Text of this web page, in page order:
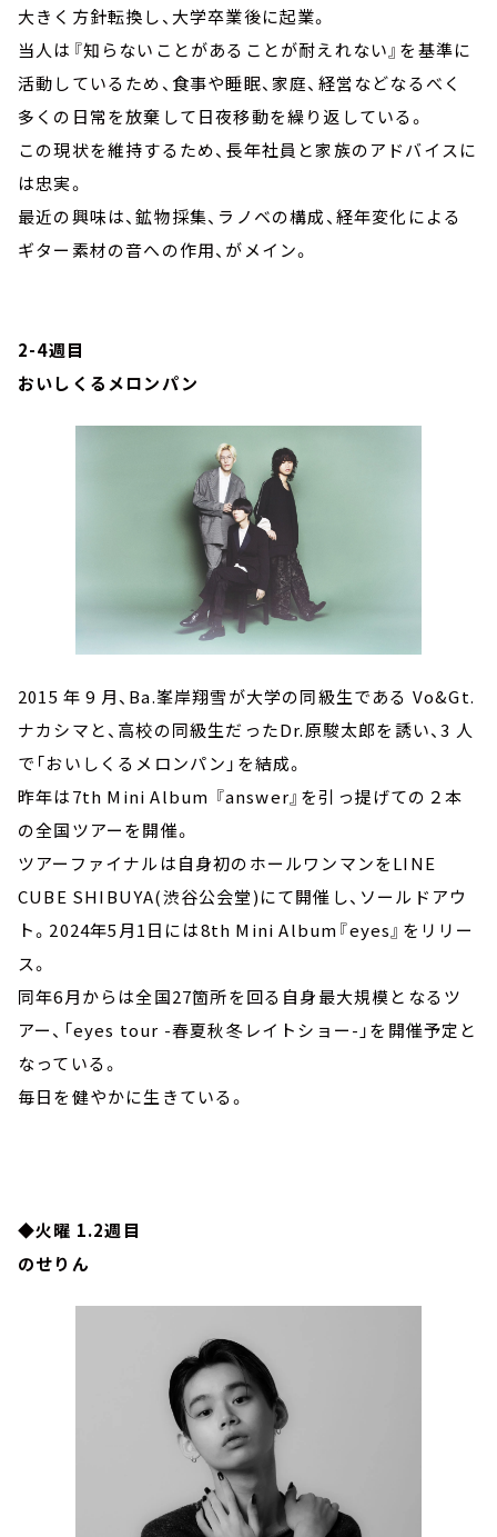
大きく方針転換し、大学卒業後に起業。
当人は『知らないことがあることが耐えれない』を基準に
活動しているため、食事や睡眠、家庭、経営などなるべく
多くの日常を放棄して日夜移動を繰り返している。
この現状を維持するため、長年社員と家族のアドバイスに
は忠実。
最近の興味は、鉱物採集、ラノベの構成、経年変化による
ギター素材の音への作用、がメイン。
2-4週目
おいしくるメロンパン
2015 年 9 月、Ba.峯岸翔雪が大学の同級生である Vo&Gt.
ナカシマと、高校の同級生だったDr.原駿太郎を誘い、3 人
で「おいしくるメロンパン」を結成。
昨年は7th Mini Album 『answer』を引っ提げての２本
の全国ツアーを開催。
ツアーファイナルは自身初のホールワンマンをLINE
CUBE SHIBUYA(渋谷公会堂)にて開催し、ソールドアウ
ト。2024年5月1日には8th Mini Album『eyes』をリリー
ス。
同年6月からは全国27箇所を回る自身最大規模となるツ
アー、「eyes tour -春夏秋冬レイトショー-」を開催予定と
なっている。
毎日を健やかに生きている。
◆火曜 1.2週目
のせりん